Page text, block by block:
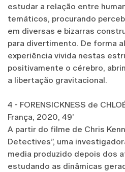
estudar a relação entre
temáticos, procurando
em diversas e bizarras
para divertimento. De forma
experiência vivida nestas
positivamente o cérebro,
a libertação gravitacional.
4 - FORENSICKNESS de
França, 2020, 49’
A partir do filme de Chris
Detectives”, uma
media produzido depois dos
estudando as dinâmicas